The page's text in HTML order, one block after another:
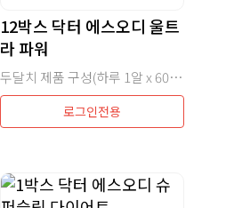
12박스 닥터 에스오디 울트
라 파워
두달치 제품 구성(하루 1알 x 60일 = 60정) x 12
로그인전용